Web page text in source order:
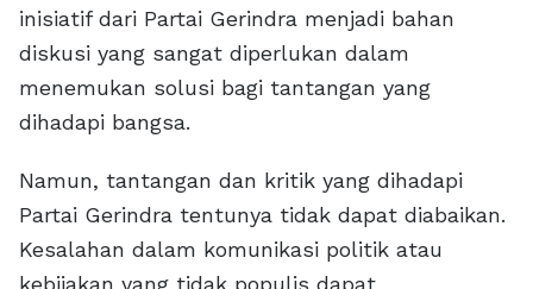
inisiatif dari Partai Gerindra menjadi bahan
diskusi yang sangat diperlukan dalam
menemukan solusi bagi tantangan yang
dihadapi bangsa.
Namun, tantangan dan kritik yang dihadapi
Partai Gerindra tentunya tidak dapat diabaikan.
Kesalahan dalam komunikasi politik atau
kebijakan yang tidak populis dapat